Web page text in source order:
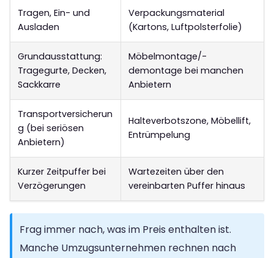
Tragen, Ein- und
Ausladen
Verpackungsmaterial
(Kartons, Luftpolsterfolie)
Grundausstattung:
Tragegurte, Decken,
Sackkarre
Möbelmontage/-
demontage bei manchen
Anbietern
Transportversicherun
g (bei seriösen
Anbietern)
Halteverbotszone, Möbellift,
Entrümpelung
Kurzer Zeitpuffer bei
Verzögerungen
Wartezeiten über den
vereinbarten Puffer hinaus
Frag immer nach, was im Preis enthalten ist.
Manche Umzugsunternehmen rechnen nach